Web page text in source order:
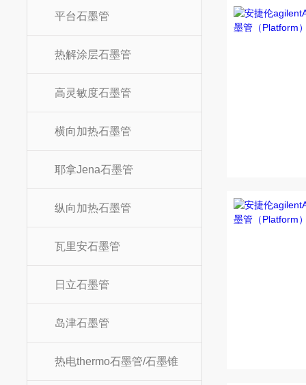
平台石墨管
热解涂层石墨管
高灵敏度石墨管
横向加热石墨管
耶拿Jena石墨管
纵向加热石墨管
瓦里安石墨管
日立石墨管
岛津石墨管
热电thermo石墨管/石墨锥